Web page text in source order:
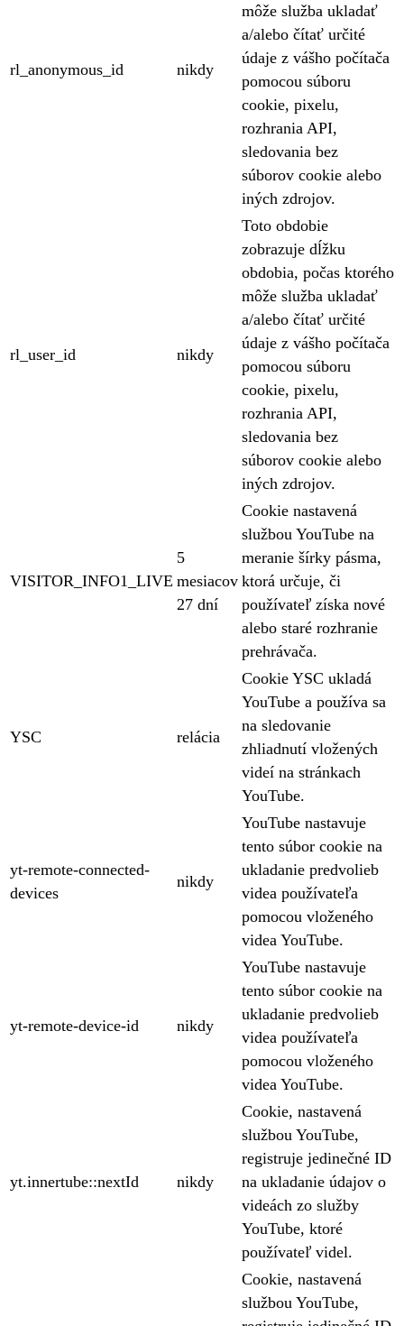
rl_anonymous_id nikdy
môže služba ukladať
a/alebo čítať určité
údaje z vášho počítača
pomocou súboru
cookie, pixelu,
rozhrania API,
sledovania bez
súborov cookie alebo
iných zdrojov.
rl_user_id nikdy
Toto obdobie
zobrazuje dĺžku
obdobia, počas ktorého
môže služba ukladať
a/alebo čítať určité
údaje z vášho počítača
pomocou súboru
cookie, pixelu,
rozhrania API,
sledovania bez
súborov cookie alebo
iných zdrojov.
VISITOR_INFO1_LIVE
5
mesiacov
27 dní
Cookie nastavená
službou YouTube na
meranie šírky pásma,
ktorá určuje, či
používateľ získa nové
alebo staré rozhranie
prehrávača.
YSC relácia
Cookie YSC ukladá
YouTube a používa sa
na sledovanie
zhliadnutí vložených
videí na stránkach
YouTube.
yt-remote-connected-
devices
nikdy
YouTube nastavuje
tento súbor cookie na
ukladanie predvolieb
videa používateľa
pomocou vloženého
videa YouTube.
yt-remote-device-id nikdy
YouTube nastavuje
tento súbor cookie na
ukladanie predvolieb
videa používateľa
pomocou vloženého
videa YouTube.
yt.innertube::nextId nikdy
Cookie, nastavená
službou YouTube,
registruje jedinečné ID
na ukladanie údajov o
videách zo služby
YouTube, ktoré
používateľ videl.
Cookie, nastavená
službou YouTube,